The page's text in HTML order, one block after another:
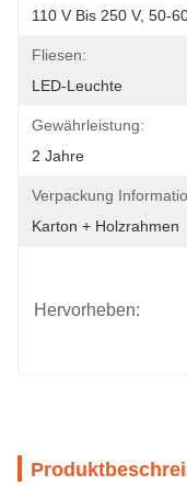
110 V Bis 250 V, 50-
Fliesen:
LED-Leuchte
Gewährleistung:
2 Jahre
Verpackung
Karton + Holzrahmen
Hervorheben: